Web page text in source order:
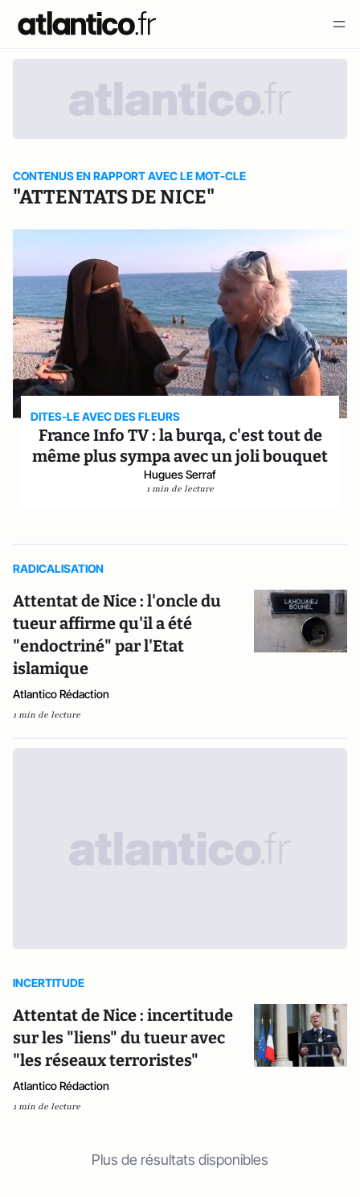
CONTENUS EN RAPPORT AVEC LE MOT-CLE
"ATTENTATS DE NICE"
DITES-LE AVEC DES FLEURS
France Info TV : la burqa, c'est tout de
même plus sympa avec un joli bouquet
Hugues Serraf
1 min de lecture
RADICALISATION
Attentat de Nice : l'oncle du
tueur affirme qu'il a été
"endoctriné" par l'Etat
islamique
Atlantico Rédaction
1 min de lecture
INCERTITUDE
Attentat de Nice : incertitude
sur les "liens" du tueur avec
"les réseaux terroristes"
Atlantico Rédaction
1 min de lecture
Plus de résultats disponibles